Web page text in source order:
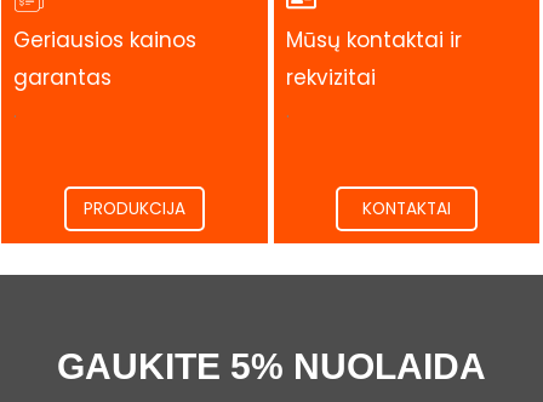
Geriausios kainos
garantas
.
PRODUKCIJA
Mūsų kontaktai ir
rekvizitai
.
KONTAKTAI
GAUKITE 5% NUOLAIDA